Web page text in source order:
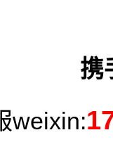
携
weixin: